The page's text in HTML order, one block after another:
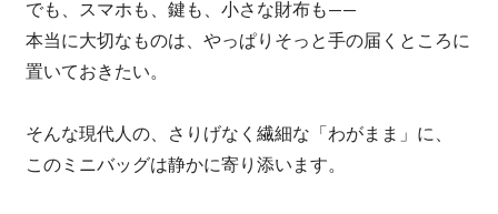
でも、スマホも、鍵も、小さな財布も——
本当に大切なものは、やっぱりそっと手の届くところに
置いておきたい。
そんな現代人の、さりげなく繊細な「わがまま」に、
このミニバッグは静かに寄り添います。